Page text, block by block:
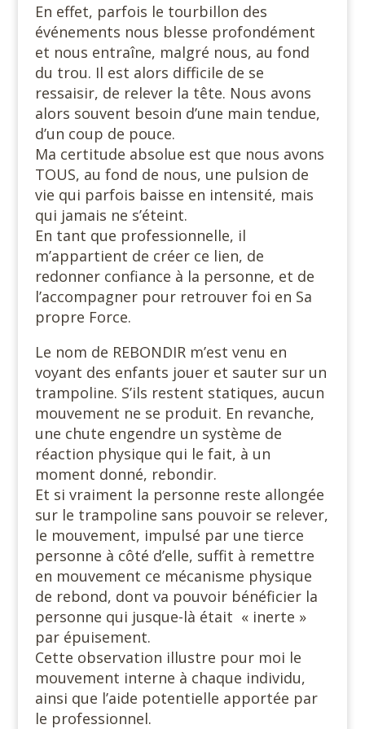
En effet, parfois le tourbillon des
événements nous blesse profondément
et nous entraîne, malgré nous, au fond
du trou. Il est alors difficile de se
ressaisir, de relever la tête. Nous avons
alors souvent besoin d’une main tendue,
d’un coup de pouce.
Ma certitude absolue est que nous avons
TOUS, au fond de nous, une pulsion de
vie qui parfois baisse en intensité, mais
qui jamais ne s’éteint.
En tant que professionnelle, il
m’appartient de créer ce lien, de
redonner confiance à la personne, et de
l’accompagner pour retrouver foi en Sa
propre Force.
Le nom de REBONDIR m’est venu en
voyant des enfants jouer et sauter sur un
trampoline. S’ils restent statiques, aucun
mouvement ne se produit. En revanche,
une chute engendre un système de
réaction physique qui le fait, à un
moment donné, rebondir.
Et si vraiment la personne reste allongée
sur le trampoline sans pouvoir se relever,
le mouvement, impulsé par une tierce
personne à côté d’elle, suffit à remettre
en mouvement ce mécanisme physique
de rebond, dont va pouvoir bénéficier la
personne qui jusque-là était « inerte »
par épuisement.
Cette observation illustre pour moi le
mouvement interne à chaque individu,
ainsi que l’aide potentielle apportée par
le professionnel.